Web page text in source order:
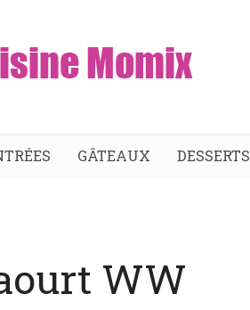
GÂTEAUX DESSERTS
WW